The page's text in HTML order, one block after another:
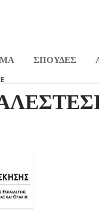
ΣΠΟΥΔΕΣ